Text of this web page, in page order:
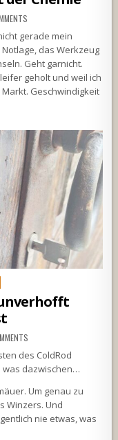
gerade mein
das Werkzeug
Geht garnicht.
geholt und weil ich
Geschwindigkeit
des ColdRod
was dazwischen…
Um genau zu
Winzers. Und
nie etwas, was